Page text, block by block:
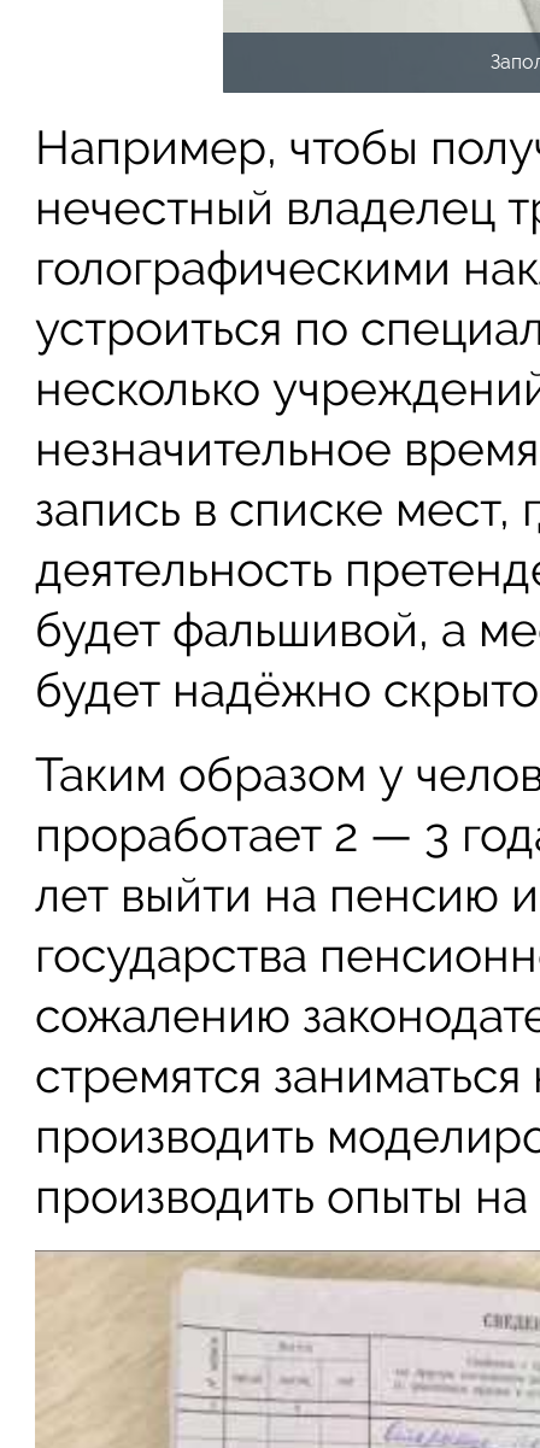
Например, чтобы
нечестный владелец
голографическими
устроиться по
несколько
незначительное
запись в списке
деятельность
будет фальшивой, а
будет надёжно
Таким образом у
проработает 2 — 3
лет выйти на пенсию
государства
сожалению
стремятся
производить
производить опыты